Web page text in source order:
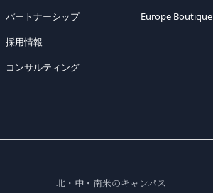
パートナーシップ
採用情報
コンサルティング
Europe Boutique
北・中・南米のキャンパス